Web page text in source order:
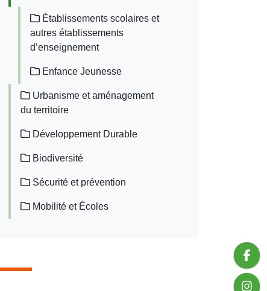
Établissements scolaires et
autres établissements
d’enseignement
Enfance Jeunesse
Urbanisme et aménagement
du territoire
Développement Durable
Biodiversité
Sécurité et prévention
Mobilité et Écoles